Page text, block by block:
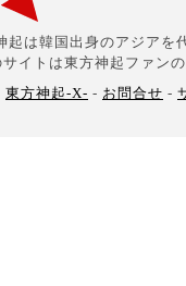
起は韓国出身のアジアを
サイトは東方神起ファン
東方神起-X- - お問合せ -